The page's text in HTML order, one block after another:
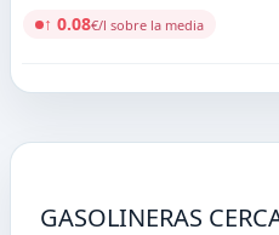
↑ 0.08€/l sobre la media
GASOLINERAS